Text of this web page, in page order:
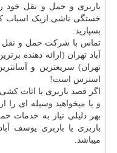
باربری و حمل و نقل خود
خستگی ناشی ازیک
بسپارید.
تماس با شرکت حمل و نقل و
آباد تهران (ارائه دهنده
تهران) سریعترین و
استرس است !
اگر قصد باربری یا اثاث
و یا میخواهید وسیله ای را
بهر دلیلی نیاز به خدمات
باربری یا باربری یوسف
میباشد.